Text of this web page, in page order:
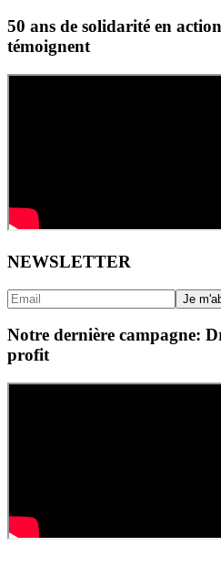
50 ans de solidarité en
témoignent
NEWSLETTER
Notre dernière campagne:
profit